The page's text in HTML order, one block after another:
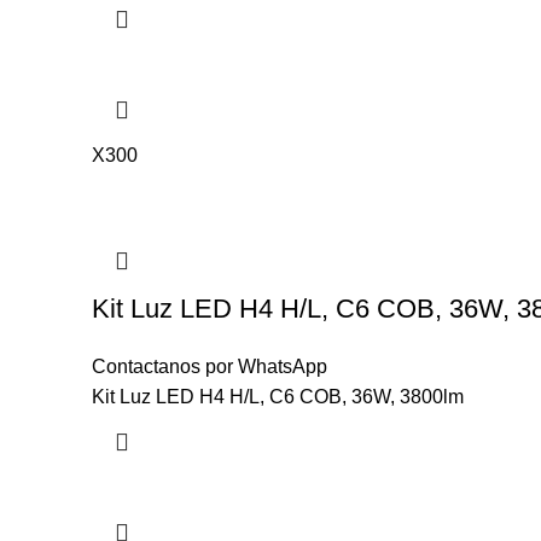
X300
Kit Luz LED H4 H/L, C6 COB, 36W,
Contactanos por WhatsApp
Kit Luz LED H4 H/L, C6 COB, 36W, 3800lm